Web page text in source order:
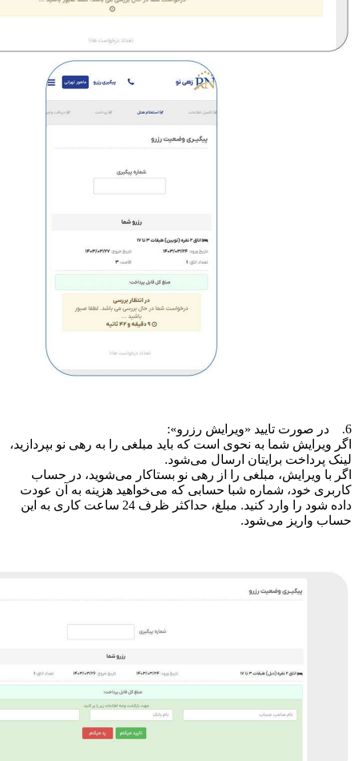
6. در صورت تایید «ویرایش رزرو»:
اگر ویرایش شما به نحوی است که باید مبلغی را به رهی نو بپردازید،
لینک پرداخت برایتان ارسال می‌شود.
اگر با ویرایش، مبلغی را از رهی نو بستاکار می‌شوید، در حساب
کاربری خود، شماره شبا حسابی که می‌خواهید هزینه به آن عودت
داده شود را وارد کنید. مبلغ، حداکثر ظرف 24 ساعت کاری به این
حساب واریز می‌شود.